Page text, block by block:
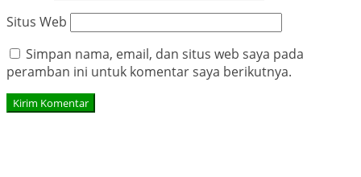
Situs Web
Simpan nama, email, dan situs web saya pada
peramban ini untuk komentar saya berikutnya.